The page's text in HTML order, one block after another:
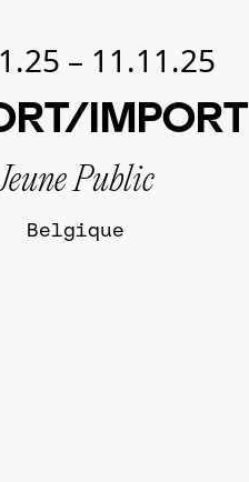
– 11.11.25
IMPORT
Public
Belgique